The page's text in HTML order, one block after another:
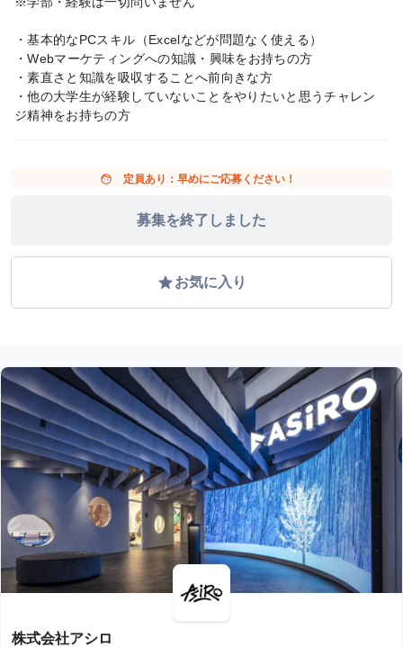
・基本的なPCスキル（Excelなどが問題なく使える）
・Webマーケティングへの知識・興味をお持ちの方
・素直さと知識を吸収することへ前向きな方
・他の大学生が経験していないことをやりたいと思うチャレン
ジ精神をお持ちの方
face 定員あり：早めにご応募ください！
募集を終了しました
gradeお気に入り
株式会社アシロ